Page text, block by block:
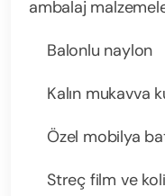
ambalaj
Balonlu naylon
Kalın mukavva
Özel mobilya
Streç film ve